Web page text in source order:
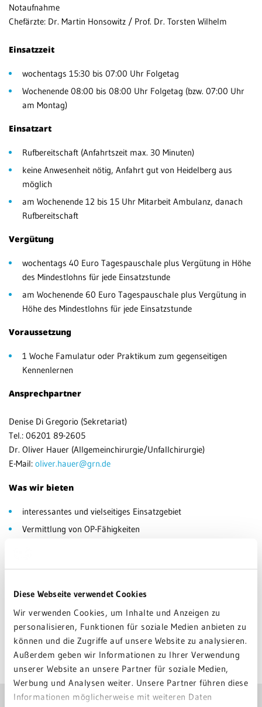
Diese Webseite verwendet Cookies
Wir verwenden Cookies, um Inhalte und Anzeigen zu
personalisieren, Funktionen für soziale Medien anbieten zu
können und die Zugriffe auf unsere Website zu analysieren.
Außerdem geben wir Informationen zu Ihrer Verwendung
unserer Website an unsere Partner für soziale Medien,
Werbung und Analysen weiter. Unsere Partner führen diese
Informationen möglicherweise mit weiteren Daten
Sinsheim
Notaufnahme
Chefärzte: Dr. Martin Honsowitz / Prof. Dr. Torsten Wilhelm
Einsatzzeit
wochentags 15:30 bis 07:00 Uhr Folgetag
Wochenende 08:00 bis 08:00 Uhr Folgetag (bzw. 07:00 Uhr
am Montag)
Einsatzart
Rufbereitschaft (Anfahrtszeit max. 30 Minuten)
keine Anwesenheit nötig, Anfahrt gut von Heidelberg aus
möglich
am Wochenende 12 bis 15 Uhr Mitarbeit Ambulanz, danach
Rufbereitschaft
Vergütung
wochentags 40 Euro Tagespauschale plus Vergütung in Höhe
des Mindestlohns für jede Einsatzstunde
am Wochenende 60 Euro Tagespauschale plus Vergütung in
Höhe des Mindestlohns für jede Einsatzstunde
Voraussetzung
1 Woche Famulatur oder Praktikum zum gegenseitigen
Kennenlernen
Ansprechpartner
Denise Di Gregorio (Sekretariat)
Tel.: 06201 89-2605
Dr. Oliver Hauer (Allgemeinchirurgie/Unfallchirurgie)
E-Mail: oliver.hauer@grn.de
Was wir bieten
interessantes und vielseitiges Einsatzgebiet
Vermittlung von OP-Fähigkeiten
Letzte Änderung: 01. November 2019
GRN-KLINIK WEINHEIM